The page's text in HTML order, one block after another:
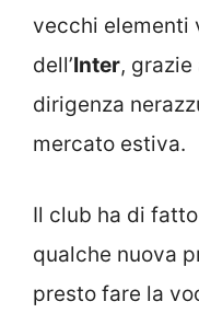
vecchi elementi
dell’Inter,
dirigenza
mercato estiva.
Il club ha di
qualche nuova
presto fare la